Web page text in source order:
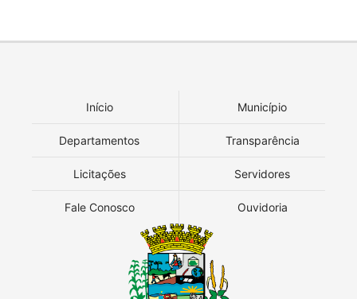
Início Município
Departamentos Transparência
Licitações Servidores
Fale Conosco Ouvidoria